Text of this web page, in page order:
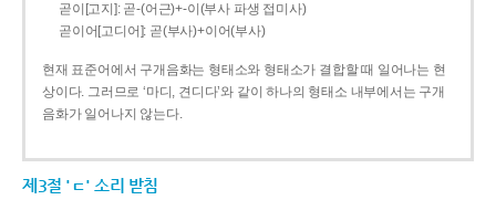
곧이[고지]: 곧-­(어근)+­-이(부사 파생 접미사)
곧이어[고디어]: 곧(부사)+이어(부사)
현재 표준어에서 구개음화는 형태소와 형태소가 결합할 때 일어나는 현
상이다. 그러므로 ‘마디, 견디다’와 같이 하나의 형태소 내부에서는 구개
음화가 일어나지 않는다.
제3절 'ㄷ' 소리 받침